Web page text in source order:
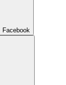
Facebook